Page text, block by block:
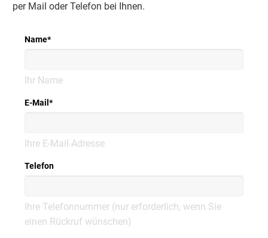
per Mail oder Telefon bei Ihnen.
Name*
Ihr Name
E-Mail *
Ihre E-Mail-Adresse
Telefon
Ihre Telefonnummer (nur erforderlich, wenn Sie
einen Rückruf wünschen)